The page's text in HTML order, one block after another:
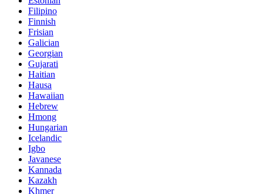
Filipino
Finnish
Frisian
Galician
Georgian
Gujarati
Haitian
Hausa
Hawaiian
Hebrew
Hmong
Hungarian
Icelandic
Igbo
Javanese
Kannada
Kazakh
Khmer